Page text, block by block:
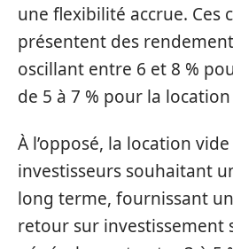
une flexibilité accrue. Ces
présentent des
oscillant entre 6 et 8 %
de 5 à 7 % pour la
À l’opposé, la location
investisseurs souhaitant
long terme, fournissant
retour sur investissement